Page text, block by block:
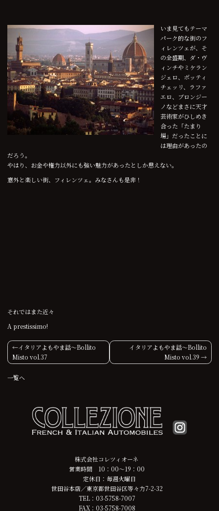
いま見てもテーマ
パーク的な街のフ
ィレンツェが、そ
の全盛期、ダ・ヴ
ィンチやミケラン
ジェロ、ボッティ
チェッリ、ラファ
エロ、ブロンジー
ノなどまさに天才
芸術家がひしめき
合った「たまり
場」だったことに
は理由があったの
だろう。
やはり、お金や権力以外にも強い魅力があったとしか思えない。
意外と楽しい街、フィレンツェ。みなさんも是非！
それではまた近々
A prestissimo!
投
稿
ナ
イタリアよもやま話〜Bollito
Misto vol.37
イタリアよもやま話〜Bollito
Misto vol.39
一覧へ
株式会社コレツィオーネ
営業時間 10：00～19：00
定休日：毎週火曜日
世田谷本店／東京都世田谷区等々力7-2-32
TEL：03-5758-7007
FAX：03-5758-7008